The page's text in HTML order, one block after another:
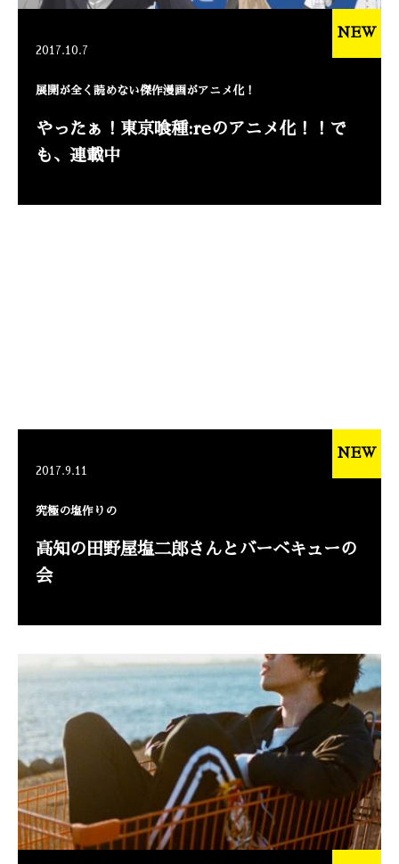
2017.10.7
展開が全く読めない傑作漫画がアニメ化！
やったぁ！東京喰種:reのアニメ化！！で
も、連載中
NEW
2017.9.11
究極の塩作りの
高知の田野屋塩二郎さんとバーベキューの
会
NEW